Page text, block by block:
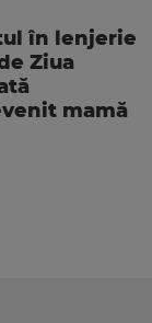
în lenjerie
Ziua
mamă